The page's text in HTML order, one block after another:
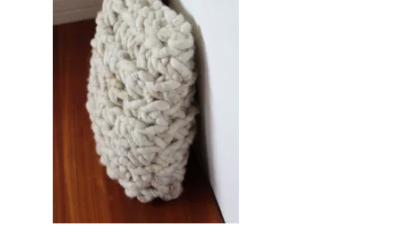
Kissen
und
Körbe,
Katzenkörbe,